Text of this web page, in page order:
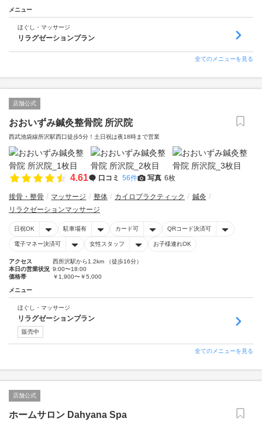
メニュー
ほぐし・マッサージ
リラグゼーションプラン
全てのメニューを見る
店舗公式
おおいずみ鍼灸整骨院 所沢院
西武池袋線所沢駅西口徒歩5分！土日祝は夜18時まで営業
4.61 口コミ 56件 写真 6枚
接骨・整骨 マッサージ 整体 カイロプラクティック
鍼灸
リラクゼーションマッサージ
日祝OK 駐車場有 カード可 QRコード決済可
電子マネー決済可 女性スタッフ お子様連れOK
アクセス
西所沢駅から1.2km （徒歩16分）
本日の営業状況 9:00〜18:00
価格帯
￥1,900〜￥5,000
メニュー
ほぐし・マッサージ
リラグゼーションプラン
販売中
全てのメニューを見る
店舗公式
ホームサロン Dahyana Spa